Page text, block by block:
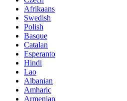
Afrikaans
Swedish
Polish
Basque
Catalan
Esperanto
Hindi
Lao
Albanian
Amharic
Armenian